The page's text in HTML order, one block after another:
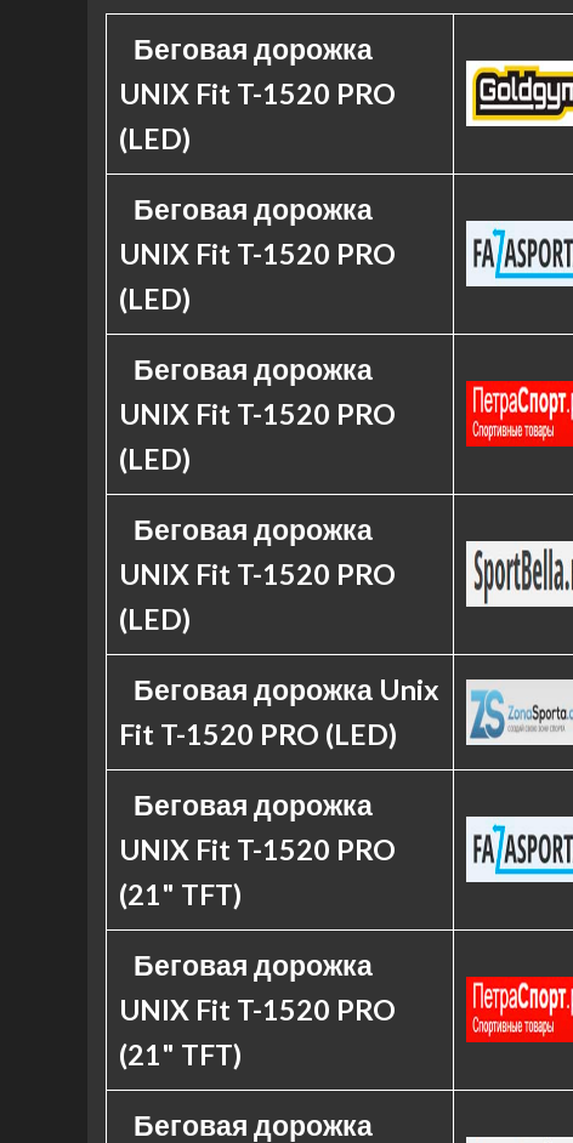
Беговая дорожка
UNIX Fit T-1520 PRO
(LED)
Беговая дорожка
UNIX Fit T-1520 PRO
(LED)
Беговая дорожка
UNIX Fit T-1520 PRO
(LED)
Беговая дорожка
UNIX Fit T-1520 PRO
(LED)
Беговая дорожка Unix
Fit T-1520 PRO (LED)
Беговая дорожка
UNIX Fit T-1520 PRO
(21" TFT)
Беговая дорожка
UNIX Fit T-1520 PRO
(21" TFT)
Беговая дорожка